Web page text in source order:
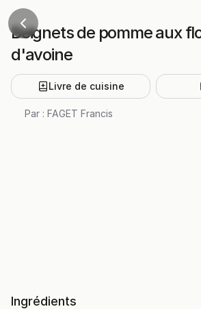
Beignets de pomme aux
d'avoine
Livre de cuisine
Par : FAGET Francis
Ingrédients